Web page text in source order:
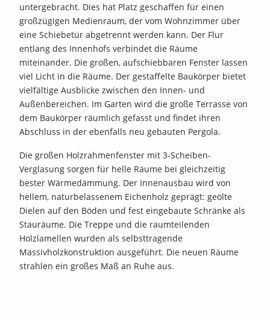
untergebracht. Dies hat Platz geschaffen für einen
großzügigen Medienraum, der vom Wohnzimmer über
eine Schiebetür abgetrennt werden kann. Der Flur
entlang des Innenhofs verbindet die Räume
miteinander. Die großen, aufschiebbaren Fenster lassen
viel Licht in die Räume. Der gestaffelte Baukörper bietet
vielfältige Ausblicke zwischen den Innen- und
Außenbereichen. Im Garten wird die große Terrasse von
dem Baukörper räumlich gefasst und findet ihren
Abschluss in der ebenfalls neu gebauten Pergola.
Die großen Holzrahmenfenster mit 3-Scheiben-
Verglasung sorgen für helle Räume bei gleichzeitig
bester Wärmedämmung. Der Innenausbau wird von
hellem, naturbelassenem Eichenholz geprägt: geölte
Dielen auf den Böden und fest eingebaute Schränke als
Stauräume. Die Treppe und die raumteilenden
Holzlamellen wurden als selbsttragende
Massivholzkonstruktion ausgeführt. Die neuen Räume
strahlen ein großes Maß an Ruhe aus.